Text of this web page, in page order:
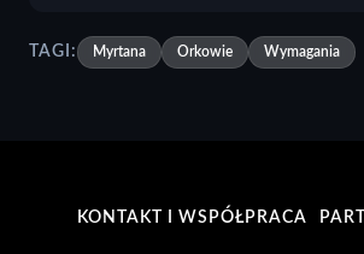
TAGI: Myrtana Orkowie Wymagania
KONTAKT I WSPÓŁPRACA